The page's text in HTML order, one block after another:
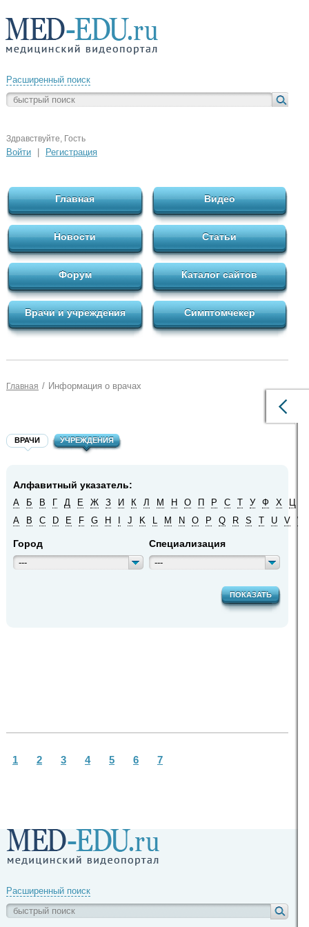
Расширенный поиск
Здравствуйте, Гость
Войти Регистрация
Главная Видео
Новости Статьи
Форум Каталог сайтов
Врачи и учреждения Симптомчекер
Главная / Информация о врачах
ВРАЧИ УЧРЕЖДЕНИЯ
Алфавитный указатель:
А Б В Г Д Е Ж З И К Л М Н О П Р С Т У Ф Х Ц
A
B C D E F G H J K L M N O P Q R S T U V W
Город
---
Специализация
---
ПОКАЗАТЬ
1 2 3 4 5 6 7
Расширенный поиск